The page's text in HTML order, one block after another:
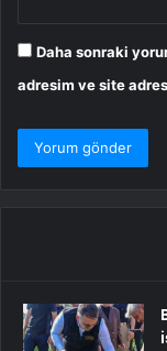
Daha sonraki
adresim ve site